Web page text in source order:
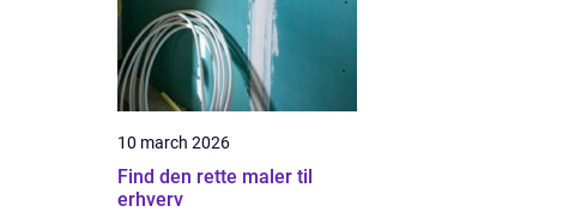
10 march 2026
Find den rette maler til
erhverv